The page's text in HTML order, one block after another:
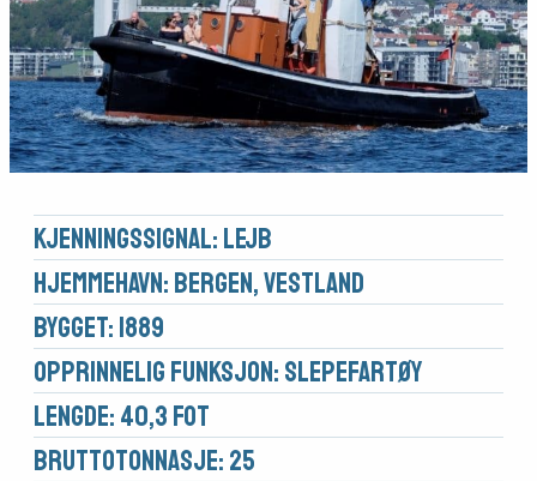
Kjennings­signal: LEJB
Hjemmehavn: Bergen, Vestland
Bygget: 1889
Opprinnelig funksjon: Slepefartøy
Lengde: 40,3 fot
Brutto­tonnasje: 25